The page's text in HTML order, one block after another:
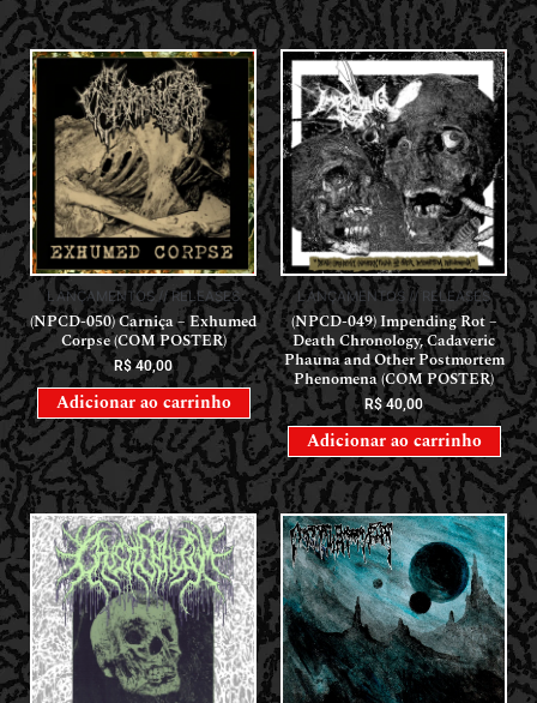
LANÇAMENTOS // RELEASES
(NPCD-050) Carniça – Exhumed
Corpse (COM POSTER)
R$40,00
Adicionar ao carrinho
LANÇAMENTOS // RELEASES
(NPCD-049) Impending Rot –
Death Chronology, Cadaveric
Phauna and Other Postmortem
Phenomena (COM POSTER)
R$40,00
Adicionar ao carrinho